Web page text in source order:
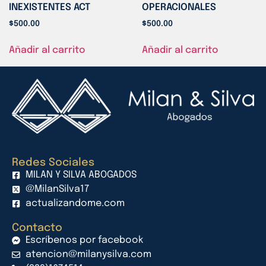
INEXISTENTES ACT
$500.00
Añadir al carrito
OPERACIONALES
$500.00
Añadir al carrito
Redes Sociales
MILAN Y SILVA ABOGADOS
@MilanSilva17
actualizandome.com
Contacto
Escríbenos por facebook
atencion@milanysilva.com